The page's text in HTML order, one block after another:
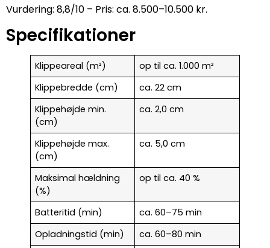
Vurdering: 8,8/10 – Pris: ca. 8.500–10.500 kr.
Specifikationer
Klippeareal (m²)
op til ca. 1.000 m²
Klippebredde (cm)
ca. 22 cm
Klippehøjde min.
(cm)
ca. 2,0 cm
Klippehøjde max.
(cm)
ca. 5,0 cm
Maksimal hældning
(%)
op til ca. 40 %
Batteritid (min)
ca. 60–75 min
Opladningstid (min)
ca. 60–80 min